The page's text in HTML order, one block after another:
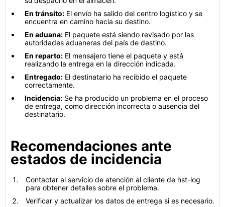
En tránsito: El envío ha salido del centro logístico y se
encuentra en camino hacia su destino.
En aduana: El paquete está siendo revisado por las
autoridades aduaneras del país de destino.
En reparto: El mensajero tiene el paquete y está
realizando la entrega en la dirección indicada.
Entregado: El destinatario ha recibido el paquete
correctamente.
Incidencia: Se ha producido un problema en el proceso
de entrega, como dirección incorrecta o ausencia del
destinatario.
Recomendaciones ante
estados de incidencia
Contactar al servicio de atención al cliente de hst-log
para obtener detalles sobre el problema.
Verificar y actualizar los datos de entrega si es necesario.